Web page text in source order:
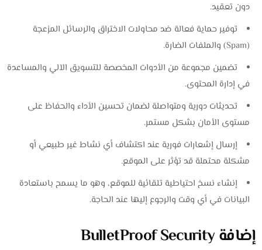
دون تعقيد.
توفير حماية فعالة ضد محاولات الاختراق والرسائل المزعجة
(Spam) والملفات الضارة.
تضمين مجموعة من الأدوات المخصصة للتسويق الآلي والمساعدة
في إدارة المحتوى.
تحديثات دورية ومتواصلة لضمان تحسين الأداء والحفاظ على
مستوى الأمان بشكل مستمر.
إرسال إشعارات فورية عند اكتشاف أي نشاط غير طبيعي أو
مشكلة محتملة قد تؤثر على الموقع.
إنشاء نسخ احتياطية تلقائية للموقع، وهو ما يسمح باستعادة
البيانات في أي وقت والرجوع إليها عند الحاجة.
إضافة BulletProof Security